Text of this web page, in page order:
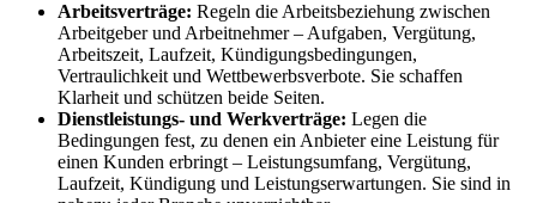
Arbeitsverträge: Regeln die Arbeitsbeziehung zwischen
Arbeitgeber und Arbeitnehmer – Aufgaben, Vergütung,
Arbeitszeit, Laufzeit, Kündigungsbedingungen,
Vertraulichkeit und Wettbewerbsverbote. Sie schaffen
Klarheit und schützen beide Seiten.
Dienstleistungs- und Werkverträge: Legen die
Bedingungen fest, zu denen ein Anbieter eine Leistung für
einen Kunden erbringt – Leistungsumfang, Vergütung,
Laufzeit, Kündigung und Leistungserwartungen. Sie sind in